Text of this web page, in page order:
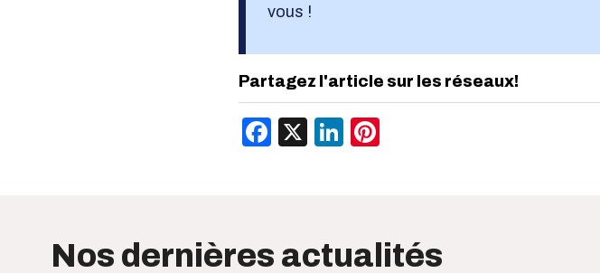
vous !
Partagez l'article sur les réseaux!
Facebook
X LinkedIn
Nos dernières actualités